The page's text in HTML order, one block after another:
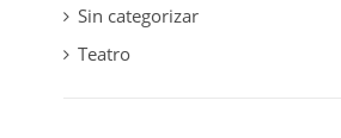
Sin categorizar
Teatro